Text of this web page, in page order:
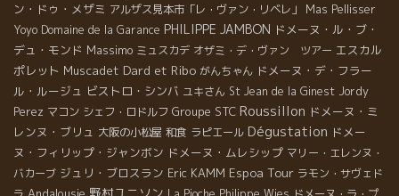
ン・ドゥ・メザミ アルザス見本市「レ・ヴァン・リベレ」
Mas Pellisser
Yoyo Domaine de la Garance PHILIPPE JAMBON ドメーヌ・ル・ブ・
デュ・モンド Massimo ミュスカデ オザミ・デ・ヴァン ツアー エスカル
ポレット Muscadet Dard et Ribo がんちゃん ドメーヌ・デ・フラー
ル・ルージュ ビストロ・シンバ ユキさん St Jean de la Ginest Jordy
Perez マコン シェフ・ロドルフ Groupe STC Roussillon ドメーヌ・ミ
レンヌ・ブリュ 大阪の小松屋 和食 ラピエール Dégustation ドメー
ヌ・フィリップ・ジャンボン ドメーヌ・ムレシップ マリー・エレンヌ・
バカーブ ジュリ・ブロスラン Eric KAMM Espoa Tour ラモン・サヴェド